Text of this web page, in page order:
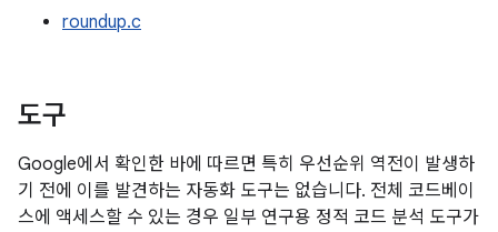
roundup.c
도구
Google에서 확인한 바에 따르면 특히 우선순위 역전이 발생하
기 전에 이를 발견하는 자동화 도구는 없습니다. 전체 코드베이
스에 액세스할 수 있는 경우 일부 연구용 정적 코드 분석 도구가